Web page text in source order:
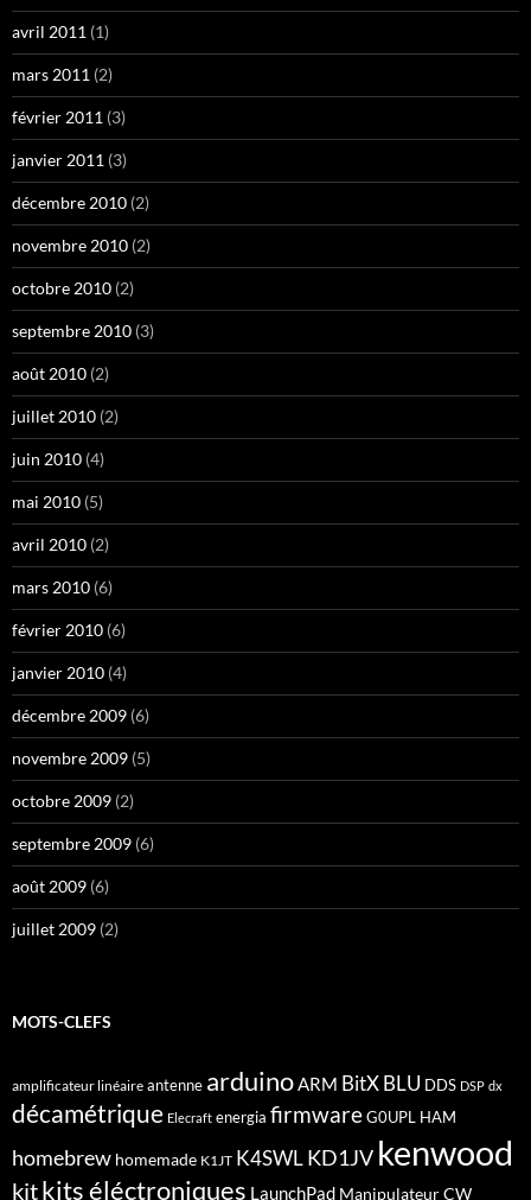
avril 2011 (1)
mars 2011 (2)
février 2011 (3)
janvier 2011 (3)
décembre 2010 (2)
novembre 2010 (2)
octobre 2010 (2)
septembre 2010 (3)
août 2010 (2)
juillet 2010 (2)
juin 2010 (4)
mai 2010 (5)
avril 2010 (2)
mars 2010 (6)
février 2010 (6)
janvier 2010 (4)
décembre 2009 (6)
novembre 2009 (5)
octobre 2009 (2)
septembre 2009 (6)
août 2009 (6)
juillet 2009 (2)
MOTS-CLEFS
amplificateur linéaire antenne arduinoARM BitX BLU DDS DSP dx
décamétrique Elecraft energia firmwareG0UPL HAM
homebrew homemade K1JT K4SWL KD1JV kenwood
kitkits éléctroniques LaunchPad Manipulateur CW